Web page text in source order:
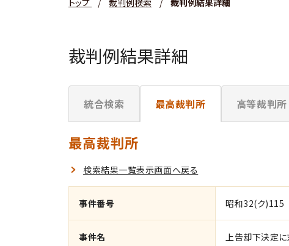
トップ / 裁判例検索 / 裁判例結果詳細
裁判例結果詳細
統合検索 最高裁判所 高等裁判所
最高裁判所
検索結果一覧表示画面へ戻る
事件番号 昭和32(ク)115
事件名 上告却下決定